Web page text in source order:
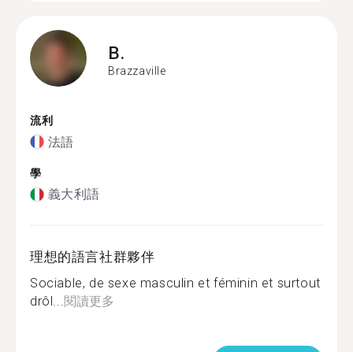
B.
Brazzaville
流利
法語
學
義大利語
理想的語言社群夥伴
Sociable, de sexe masculin et féminin et surtout
drôl...閱讀更多